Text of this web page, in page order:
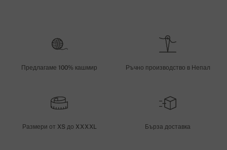
Предлагаме 100% кашмир Ръчно производство в Непал
Размери от XS до XXXXL Бърза доставка